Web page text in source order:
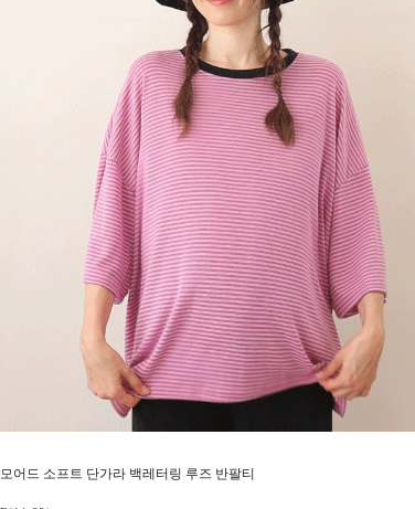
모어드 소프트 단가라 백레터링 루즈 반팔티